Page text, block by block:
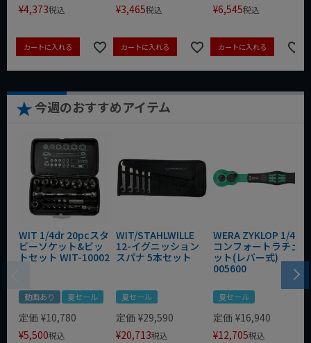
¥4,373税込
カートに入れる
¥3,465税込
カートに入れる
¥6,545税込
カートに入れる
今週のおすすめアイテム
WIT 1/4dr 20pcスタ
ビーソケット&ビッ
トセット WIT-10002
動画あり 夏セール
定価 ¥10,780
¥5,500税込
WIT/STAHLWILLE
12-イグニッション
スパナ 5本セット
夏セール
定価 ¥29,590
¥20,713税込
WERA ZYKLOP 1/4"
コンフォートラチェ
ット(レバー式)
005600
夏セール
定価 ¥16,940
¥12,705税込